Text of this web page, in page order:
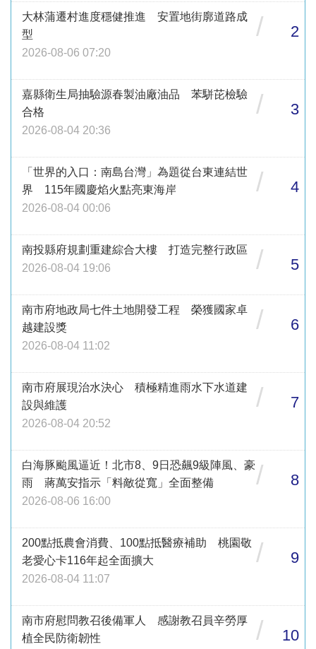
大林蒲遷村進度穩健推進 安置地街廓道路成
型
2026-08-06 07:20
/ 2
嘉縣衛生局抽驗源春製油廠油品 苯駢芘檢驗
合格
2026-08-04 20:36
/ 3
「世界的入口：南島台灣」為題從台東連結世
界 115年國慶焰火點亮東海岸
2026-08-04 00:06
/ 4
南投縣府規劃重建綜合大樓 打造完整行政區
2026-08-04 19:06
/ 5
南市府地政局七件土地開發工程 榮獲國家卓
越建設獎
2026-08-04 11:02
/ 6
南市府展現治水決心 積極精進雨水下水道建
設與維護
2026-08-04 20:52
/ 7
白海豚颱風逼近！北市8、9日恐飆9級陣風、豪
雨 蔣萬安指示「料敵從寬」全面整備
2026-08-06 16:00
/ 8
200點抵農會消費、100點抵醫療補助 桃園敬
老愛心卡116年起全面擴大
2026-08-04 11:07
/ 9
南市府慰問教召後備軍人 感謝教召員辛勞厚
植全民防衛韌性
/ 10